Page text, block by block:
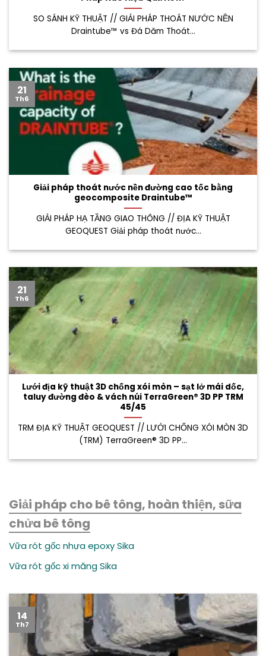
SO SÁNH KỸ THUẬT // GIẢI PHÁP THOÁT NƯỚC NỀN
Draintube™ vs Đá Dăm Thoát...
Giải pháp thoát nước nền đường cao tốc bằng
geocomposite Draintube™
GIẢI PHÁP HẠ TẦNG GIAO THÔNG // ĐỊA KỸ THUẬT
GEOQUEST Giải pháp thoát nước...
21
Th6
Lưới địa kỹ thuật 3D chống xói mòn – sạt lở mái dốc,
taluy đường đèo & vách núi TerraGreen® 3D PP TRM
45/45
TRM ĐỊA KỸ THUẬT GEOQUEST // LƯỚI CHỐNG XÓI MÒN 3D
(TRM) TerraGreen® 3D PP...
21
Th6
Giải pháp cho bê tông, hoàn thiện, sữa
chửa bê tông
Vữa rót gốc nhựa epoxy Sika
Vữa rót gốc xi măng Sika
14
Th7